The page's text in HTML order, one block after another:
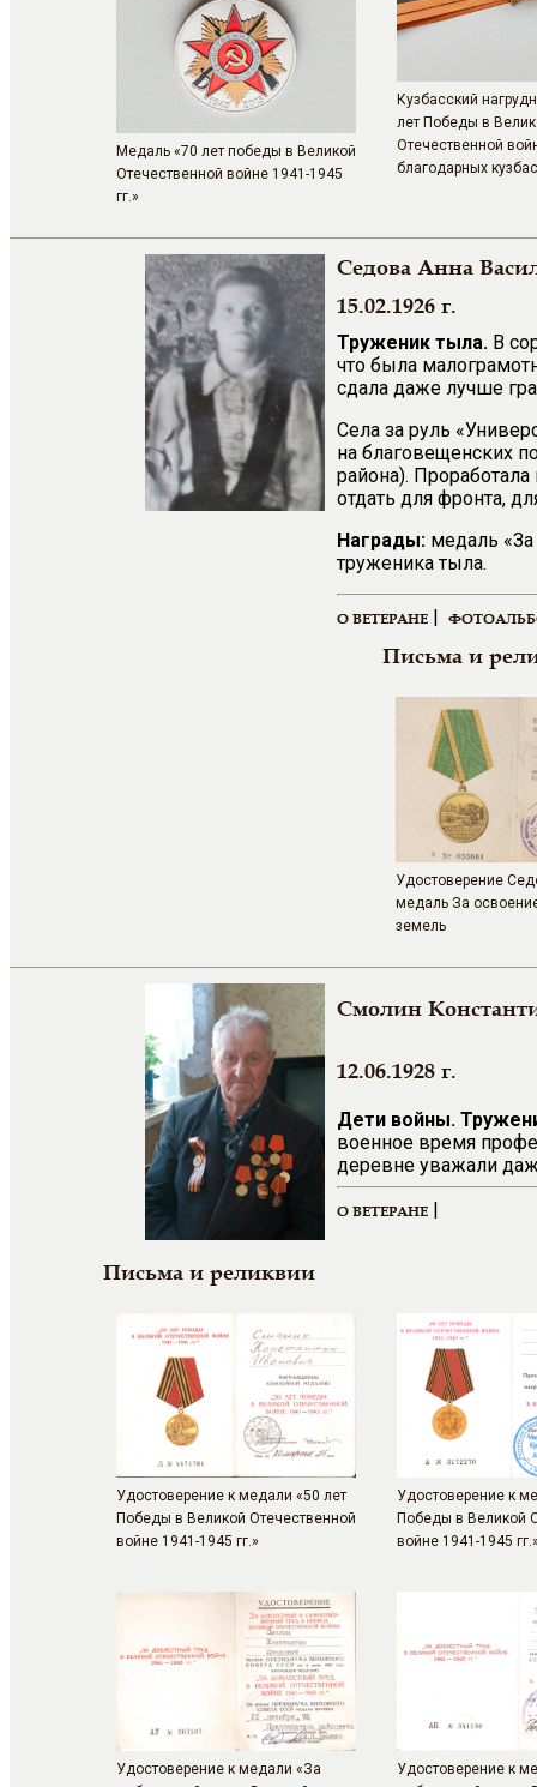
Медаль «70 лет победы в Великой
Отечественной войне 1941-1945
гг.»
Кузбасский
лет Победы в
Отечественной
благодарных
Седова Анна
15.02.1926 г.
Труженик тыла. В
что была
сдала даже лучше
Села за руль
на благовещенских
района).
отдать для фронта,
Награды: медаль
труженика тыла.
О ВЕТЕРАНЕ |
Письма и
Удостоверение
медаль За
земель
Смолин
12.06.1928 г.
Дети войны.
военное время
деревне уважали
О ВЕТЕРАНЕ |
Письма и реликвии
Удостоверение к медали «50 лет
Победы в Великой Отечественной
войне 1941-1945 гг.»
Удостоверение к
Победы в Великой
войне 1941-1945
Удостоверение к медали «За
Удостоверение к